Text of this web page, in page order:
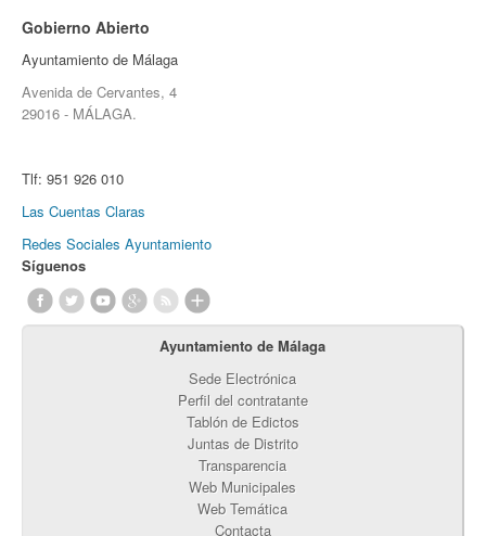
Gobierno Abierto
Ayuntamiento de Málaga
Avenida de Cervantes, 4
29016 - MÁLAGA.
Tlf: 951 926 010
Las Cuentas Claras
Redes Sociales Ayuntamiento
Síguenos
Ayuntamiento de Málaga
Sede Electrónica
Perfil del contratante
Tablón de Edictos
Juntas de Distrito
Transparencia
Web Municipales
Web Temática
Contacta